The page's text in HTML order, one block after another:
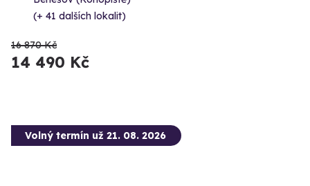
(+ 41 dalších lokalit)
16 870 Kč
14 490 Kč
Volný termín už 21. 08. 2026